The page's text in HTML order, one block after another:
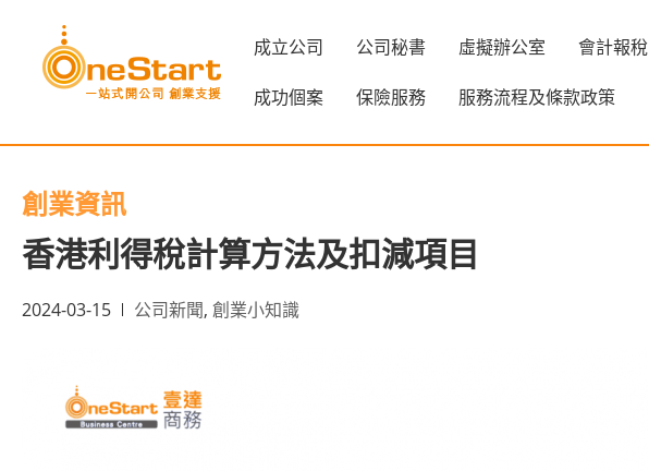
成立公司 公司秘書 虛擬辦公室 會計報稅
成功個案 保險服務 服務流程及條款政策
創業資訊
香港利得稅計算方法及扣減項目
2024-03-15 公司新聞, 創業小知識